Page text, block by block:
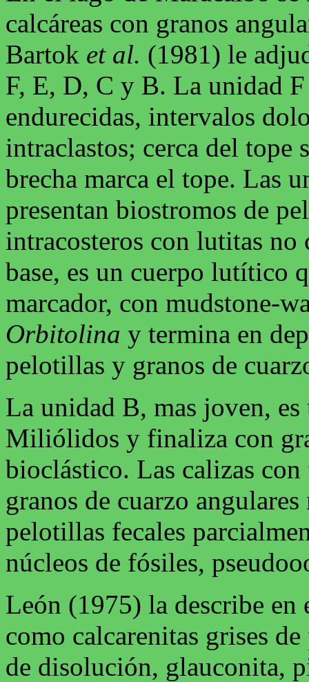
calcáreas con granos
Bartok et al. (1981) le
F, E, D, C y B. La unidad F
endurecidas, intervalos
intraclastos; cerca del tope
brecha marca el tope. Las
presentan biostromos de
intracosteros con lutitas no
base, es un cuerpo lutítico
marcador, con mudstone-
Orbitolina y termina en
pelotillas y granos de
La unidad B, mas joven,
Miliólidos y finaliza con
bioclástico. Las calizas
granos de cuarzo
pelotillas fecales
núcleos de fósiles,
León (1975) la describe en
como calcarenitas grises
de disolución, glauconita,